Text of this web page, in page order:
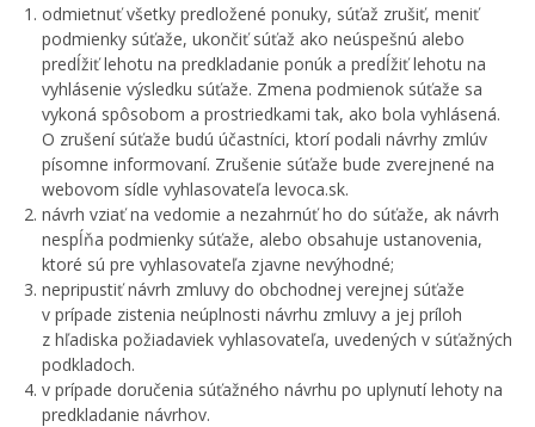
odmietnuť všetky predložené ponuky, súťaž zrušiť, meniť
podmienky súťaže, ukončiť súťaž ako neúspešnú alebo
predĺžiť lehotu na predkladanie ponúk a predĺžiť lehotu na
vyhlásenie výsledku súťaže. Zmena podmienok súťaže sa
vykoná spôsobom a prostriedkami tak, ako bola vyhlásená.
O zrušení súťaže budú účastníci, ktorí podali návrhy zmlúv
písomne informovaní. Zrušenie súťaže bude zverejnené na
webovom sídle vyhlasovateľa levoca.sk.
návrh vziať na vedomie a nezahrnúť ho do súťaže, ak návrh
nespĺňa podmienky súťaže, alebo obsahuje ustanovenia,
ktoré sú pre vyhlasovateľa zjavne nevýhodné;
nepripustiť návrh zmluvy do obchodnej verejnej súťaže
v prípade zistenia neúplnosti návrhu zmluvy a jej príloh
z hľadiska požiadaviek vyhlasovateľa, uvedených v súťažných
podkladoch.
v prípade doručenia súťažného návrhu po uplynutí lehoty na
predkladanie návrhov.